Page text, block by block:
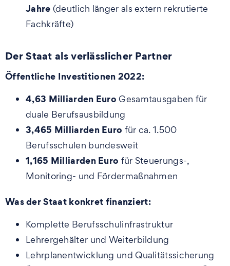
Jahre (deutlich länger als extern rekrutierte
Fachkräfte)
Der Staat als verlässlicher Partner
Öffentliche Investitionen 2022:
4,63 Milliarden Euro Gesamtausgaben für
duale Berufsausbildung
3,465 Milliarden Euro für ca. 1.500
Berufsschulen bundesweit
1,165 Milliarden Euro für Steuerungs-,
Monitoring- und Fördermaßnahmen
Was der Staat konkret finanziert:
Komplette Berufsschulinfrastruktur
Lehrergehälter und Weiterbildung
Lehrplanentwicklung und Qualitätssicherung